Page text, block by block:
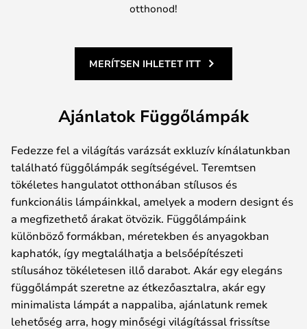
otthonod!
MERÍTSEN IHLETET ITT
Ajánlatok Függőlámpák
Fedezze fel a világítás varázsát exkluzív kínálatunkban
található függőlámpák segítségével. Teremtsen
tökéletes hangulatot otthonában stílusos és
funkcionális lámpáinkkal, amelyek a modern designt és
a megfizethető árakat ötvözik. Függőlámpáink
különböző formákban, méretekben és anyagokban
kaphatók, így megtalálhatja a belsőépítészeti
stílusához tökéletesen illő darabot. Akár egy elegáns
függőlámpát szeretne az étkezőasztalra, akár egy
minimalista lámpát a nappaliba, ajánlatunk remek
lehetőség arra, hogy minőségi világítással frissítse